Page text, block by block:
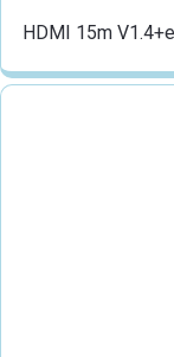
HDMI 15m